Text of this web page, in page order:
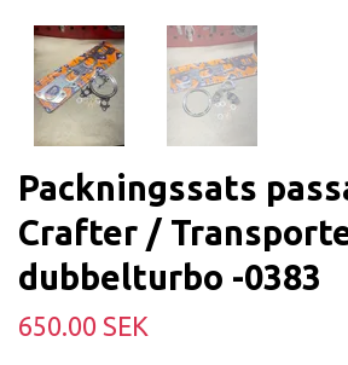
Packningssats
Crafter /
dubbelturbo -0383
650.00 SEK